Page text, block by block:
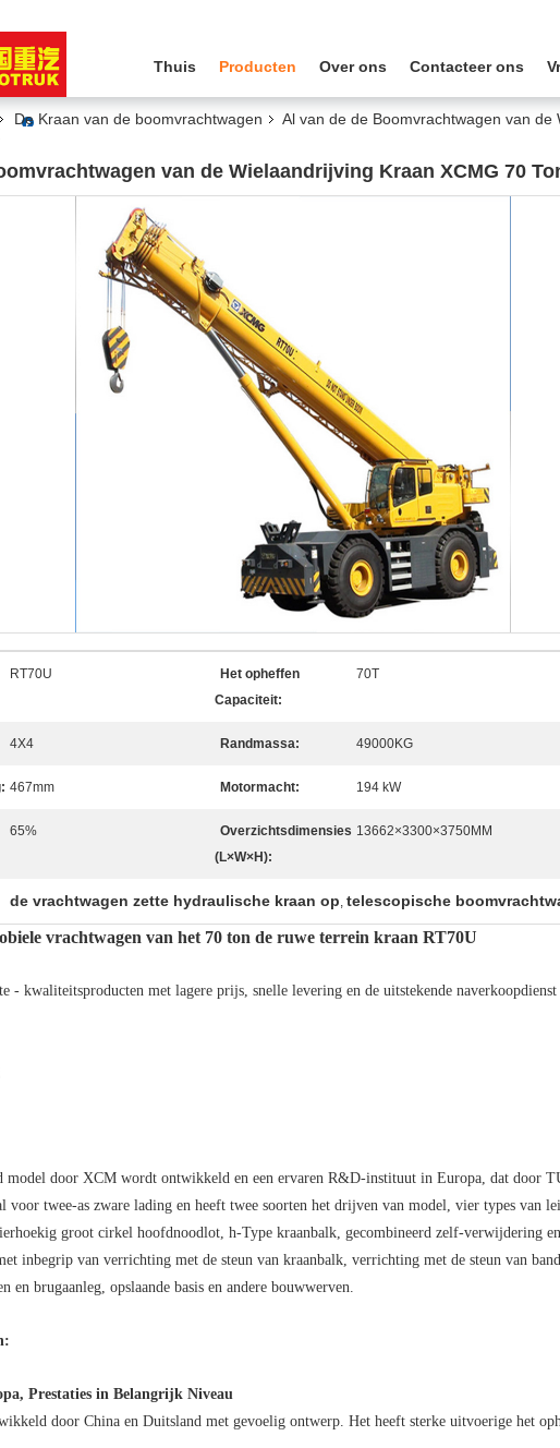
Thuis Producten Over ons Contacteer ons
De Kraan van de boomvrachtwagen
Al van de de Boomvrachtwagen van
van de Wielaandrijving Kraan XCMG 70
RT70U
Het opheffen
Capaciteit:
70T
4X4 Randmassa: 49000KG
467mm Motormacht: 194 kW
65%
Overzichtsdimensies
(L×W×H):
13662×3300×3750MM
de vrachtwagen zette hydraulische kraan op, telescopische
vrachtwagen van het 70 ton de ruwe terrein kraan RT70U
- kwaliteitsproducten met lagere prijs, snelle levering en de uitstekende
model door XCM wordt ontwikkeld en een ervaren R&D-instituut in Europa, dat door
voor twee-as zware lading en heeft twee soorten het drijven van model, vier types van
groot cirkel hoofdnoodlot, h-Type kraanbalk, gecombineerd zelf-verwijdering
inbegrip van verrichting met de steun van kraanbalk, verrichting met de steun van
en brugaanleg, opslaande basis en andere bouwwerven.
Prestaties in Belangrijk Niveau
door China en Duitsland met gevoelig ontwerp. Het heeft sterke uitvoerige het